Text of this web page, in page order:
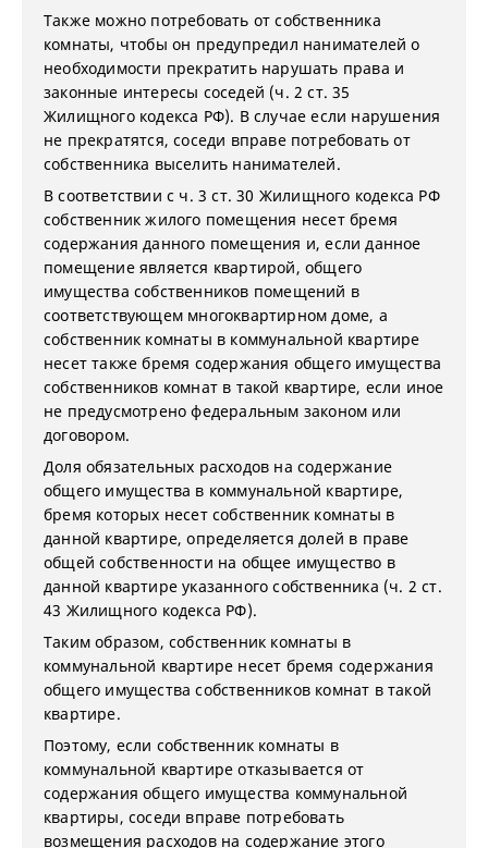
Также можно потребовать от собственника
комнаты, чтобы он предупредил нанимателей о
необходимости прекратить нарушать права и
законные интересы соседей (ч. 2 ст. 35
Жилищного кодекса РФ). В случае если нарушения
не прекратятся, соседи вправе потребовать от
собственника выселить нанимателей.
В соответствии с ч. 3 ст. 30 Жилищного кодекса РФ
собственник жилого помещения несет бремя
содержания данного помещения и, если данное
помещение является квартирой, общего
имущества собственников помещений в
соответствующем многоквартирном доме, а
собственник комнаты в коммунальной квартире
несет также бремя содержания общего имущества
собственников комнат в такой квартире, если иное
не предусмотрено федеральным законом или
договором.
Доля обязательных расходов на содержание
общего имущества в коммунальной квартире,
бремя которых несет собственник комнаты в
данной квартире, определяется долей в праве
общей собственности на общее имущество в
данной квартире указанного собственника (ч. 2 ст.
43 Жилищного кодекса РФ).
Таким образом, собственник комнаты в
коммунальной квартире несет бремя содержания
общего имущества собственников комнат в такой
квартире.
Поэтому, если собственник комнаты в
коммунальной квартире отказывается от
содержания общего имущества коммунальной
квартиры, соседи вправе потребовать
возмещения расходов на содержание этого